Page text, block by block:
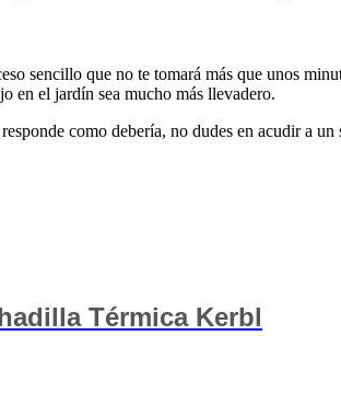
sencillo que no te tomará más que unos
en el jardín sea mucho más llevadero.
como debería, no dudes en acudir a
Térmica Kerbl